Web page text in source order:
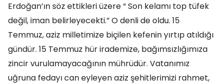
Erdoğan’ın söz ettikleri üzere “ Son kelamı top tüfek
değil, iman belirleyecekti.” O denli de oldu. 15
Temmuz, aziz milletimize biçilen kefenin yırtıp atıldığı
gündür. 15 Temmuz hür irademize, bağımsızlığımıza
zincir vurulamayacağının mührüdür. Vatanımız
uğruna fedayı can eyleyen aziz şehitlerimizi rahmet,